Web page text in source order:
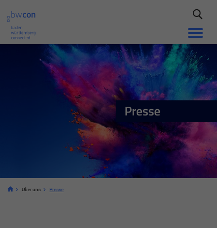
Presse
Über uns Presse